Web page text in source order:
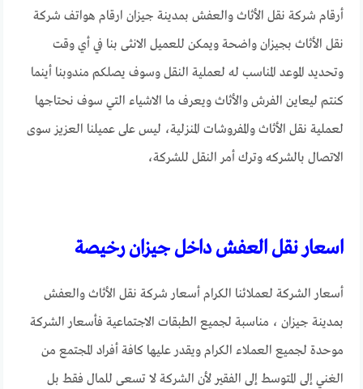
أرقام شركة نقل الأثاث والعفش بمدينة جيزان ارقام هواتف شركة
نقل الأثاث بجيزان واضحة ويمكن للعميل الانثى بنا في أي وقت
وتحديد الموعد المناسب له لعملية النقل وسوف يصلكم مندوبنا أينما
كنتم ليعاين الفرش والأثاث ويعرف ما الاشياء التي سوف نحتاجها
لعملية نقل الأثاث والمفروشات المنزلية، ليس على عميلنا العزيز سوى
الاتصال بالشركه وترك أمر النقل للشركة،
اسعار نقل العفش داخل جيزان رخيصة
أسعار الشركة لعملائنا الكرام أسعار شركة نقل الأثاث والعفش
بمدينة جيزان ، مناسبة لجميع الطبقات الاجتماعية فأسعار الشركة
موحدة لجميع العملاء الكرام ويقدر عليها كافة أفراد المجتمع من
الغني إلى المتوسط إلى الفقير لأن الشركة لا تسعى للمال فقط بل